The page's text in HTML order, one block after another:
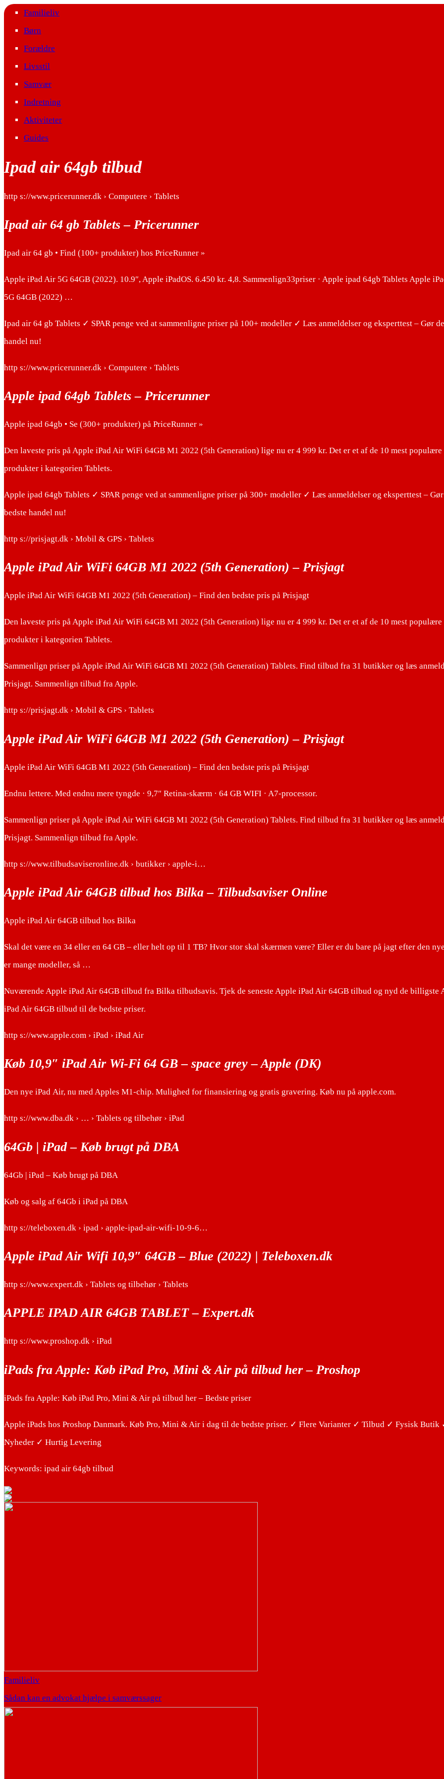
Familieliv
Børn
Forældre
Livsstil
Samvær
Indretning
Aktiviteter
Guides
Ipad air 64gb tilbud
http s://www.pricerunner.dk › Computere › Tablets
Ipad air 64 gb Tablets – Pricerunner
Ipad air 64 gb • Find (100+ produkter) hos PriceRunner »
Apple iPad Air 5G 64GB (2022). 10.9″, Apple iPadOS. 6.450 kr. 4,8. Sammenlign33priser · Apple ipad 64gb Tablets Apple
5G 64GB (2022) …
Ipad air 64 gb Tablets ✓ SPAR penge ved at sammenligne priser på 100+ modeller ✓ Læs anmeldelser og eksperttest – Gør
handel nu!
http s://www.pricerunner.dk › Computere › Tablets
Apple ipad 64gb Tablets – Pricerunner
Apple ipad 64gb • Se (300+ produkter) på PriceRunner »
Den laveste pris på Apple iPad Air WiFi 64GB M1 2022 (5th Generation) lige nu er 4 999 kr. Det er et af de 10 mest populære
produkter i kategorien Tablets.
Apple ipad 64gb Tablets ✓ SPAR penge ved at sammenligne priser på 300+ modeller ✓ Læs anmeldelser og eksperttest –
bedste handel nu!
http s://prisjagt.dk › Mobil & GPS › Tablets
Apple iPad Air WiFi 64GB M1 2022 (5th Generation) – Prisjagt
Apple iPad Air WiFi 64GB M1 2022 (5th Generation) – Find den bedste pris på Prisjagt
Den laveste pris på Apple iPad Air WiFi 64GB M1 2022 (5th Generation) lige nu er 4 999 kr. Det er et af de 10 mest populære
produkter i kategorien Tablets.
Sammenlign priser på Apple iPad Air WiFi 64GB M1 2022 (5th Generation) Tablets. Find tilbud fra 31 butikker og læs
Prisjagt. Sammenlign tilbud fra Apple.
http s://prisjagt.dk › Mobil & GPS › Tablets
Apple iPad Air WiFi 64GB M1 2022 (5th Generation) – Prisjagt
Apple iPad Air WiFi 64GB M1 2022 (5th Generation) – Find den bedste pris på Prisjagt
Endnu lettere. Med endnu mere tyngde · 9,7″ Retina-skærm · 64 GB WIFI · A7-processor.
Sammenlign priser på Apple iPad Air WiFi 64GB M1 2022 (5th Generation) Tablets. Find tilbud fra 31 butikker og læs
Prisjagt. Sammenlign tilbud fra Apple.
http s://www.tilbudsaviseronline.dk › butikker › apple-i…
Apple iPad Air 64GB tilbud hos Bilka – Tilbudsaviser Online
Apple iPad Air 64GB tilbud hos Bilka
Skal det være en 34 eller en 64 GB – eller helt op til 1 TB? Hvor stor skal skærmen være? Eller er du bare på jagt efter den
er mange modeller, så …
Nuværende Apple iPad Air 64GB tilbud fra Bilka tilbudsavis. Tjek de seneste Apple iPad Air 64GB tilbud og nyd de billigste
iPad Air 64GB tilbud til de bedste priser.
http s://www.apple.com › iPad › iPad Air
Køb 10,9″ iPad Air Wi-Fi 64 GB – space grey – Apple (DK)
Den nye iPad Air, nu med Apples M1-chip. Mulighed for finansiering og gratis gravering. Køb nu på apple.com.
http s://www.dba.dk › … › Tablets og tilbehør › iPad
64Gb | iPad – Køb brugt på DBA
64Gb | iPad – Køb brugt på DBA
Køb og salg af 64Gb i iPad på DBA
http s://teleboxen.dk › ipad › apple-ipad-air-wifi-10-9-6…
Apple iPad Air Wifi 10,9″ 64GB – Blue (2022) | Teleboxen.dk
http s://www.expert.dk › Tablets og tilbehør › Tablets
APPLE IPAD AIR 64GB TABLET – Expert.dk
http s://www.proshop.dk › iPad
iPads fra Apple: Køb iPad Pro, Mini & Air på tilbud her – Proshop
iPads fra Apple: Køb iPad Pro, Mini & Air på tilbud her – Bedste priser
Apple iPads hos Proshop Danmark. Køb Pro, Mini & Air i dag til de bedste priser. ✓ Flere Varianter ✓ Tilbud ✓ Fysisk Butik
Nyheder ✓ Hurtig Levering
Keywords: ipad air 64gb tilbud
Familieliv
Sådan kan en advokat hjælpe i samværssager